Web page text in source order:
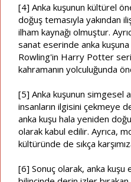
[4] Anka kuşunun kültürel
doğuş temasıyla yakından
ilham kaynağı olmuştur.
sanat eserinde anka kuşuna
Rowling'in Harry Potter
kahramanın yolculuğunda
[5] Anka kuşunun simgesel
insanların ilgisini çekmeye
anka kuşu hala yeniden
olarak kabul edilir. Ayrıca,
kültüründe de sıkça
[6] Sonuç olarak, anka kuşu